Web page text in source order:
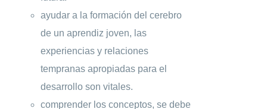
ayudar a la formación del cerebro
de un aprendiz joven, las
experiencias y relaciones
tempranas apropiadas para el
desarrollo son vitales.
comprender los conceptos, se debe